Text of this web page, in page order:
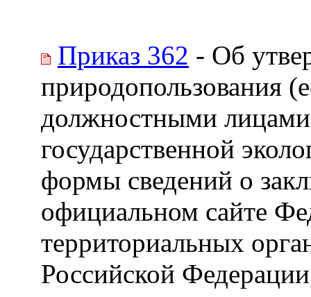
Приказ 362 - Об
природопользования
должностными лицами
государственной
формы сведений о
официальном сайте
территориальных
Российской